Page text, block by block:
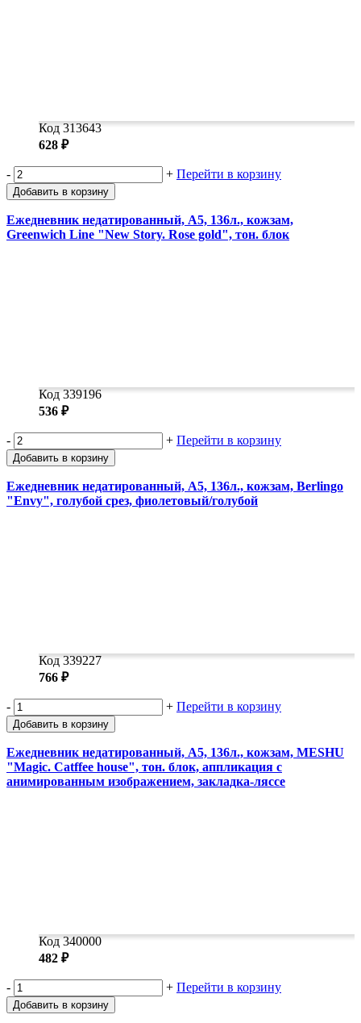
Код 313643
628 ₽
- + Перейти в корзину
Добавить в корзину
Ежедневник недатированный, А5, 136л., кожзам,
Greenwich Line "New Story. Rose gold", тон. блок
Код 339196
536 ₽
- + Перейти в корзину
Добавить в корзину
Ежедневник недатированный, А5, 136л., кожзам, Berlingo
"Envy", голубой срез, фиолетовый/голубой
Код 339227
766 ₽
- + Перейти в корзину
Добавить в корзину
Ежедневник недатированный, А5, 136л., кожзам, MESHU
"Magic. Catffee house", тон. блок, аппликация с
анимированным изображением, закладка-ляссе
Код 340000
482 ₽
- + Перейти в корзину
Добавить в корзину